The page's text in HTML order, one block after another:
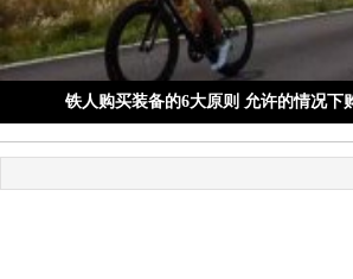
铁人购买装备的6大原则 允许的情况下